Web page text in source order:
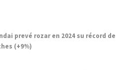
prevé rozar en 2024 su récord de
(+9%)